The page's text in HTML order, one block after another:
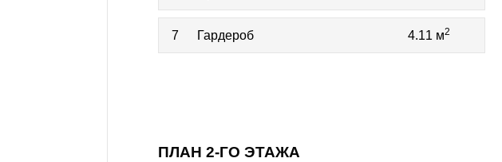
7 Гардероб 4.11 м2
ПЛАН 2-ГО ЭТАЖА